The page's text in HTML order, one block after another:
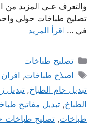
والتعرف على المزيد من
تصليح طباخات حولي
في … اقرأ المزيد
التصنيفات
تصليح طباخات
الوسوم
اصلاح طباخات,
تبديل جام الطباخ, تبديل
الطباخ, تبديل مفاتيح
طباخات, تصليح طباخات